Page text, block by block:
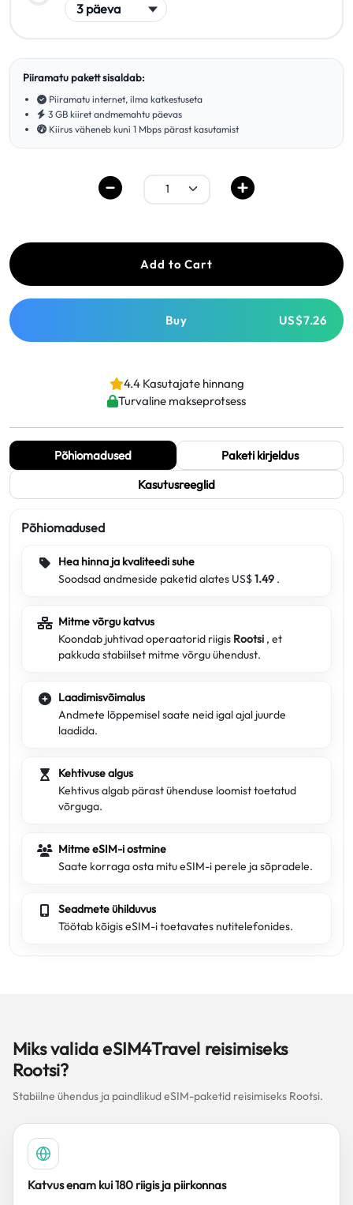
Piiramatu pakett sisaldab:
Piiramatu internet, ilma katkestuseta
3 GB kiiret andmemahtu päevas
Kiirus väheneb kuni 1 Mbps pärast kasutamist
Add to Cart
Buy US$7.26
4.4 Kasutajate hinnang
Turvaline makseprotsess
Põhiomadused
Paketi kirjeldus
Kasutusreeglid
Põhiomadused
Hea hinna ja kvaliteedi suhe
Soodsad andmeside paketid alates US$1.49 .
Mitme võrgu katvus
Koondab juhtivad operaatorid riigis Rootsi , et
pakkuda stabiilset mitme võrgu ühendust.
Laadimisvõimalus
Andmete lõppemisel saate neid igal ajal juurde
laadida.
Kehtivuse algus
Kehtivus algab pärast ühenduse loomist toetatud
võrguga.
Mitme eSIM-i ostmine
Saate korraga osta mitu eSIM-i perele ja sõpradele.
Seadmete ühilduvus
Töötab kõigis eSIM-i toetavates nutitelefonides.
Miks valida eSIM4Travel reisimiseks
Rootsi?
Stabiilne ühendus ja paindlikud eSIM-paketid reisimiseks Rootsi.
Katvus enam kui 180 riigis ja piirkonnas